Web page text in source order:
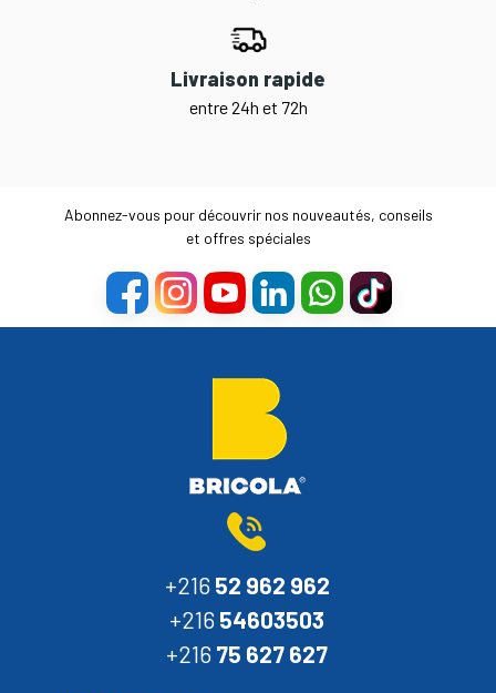
Livraison rapide
entre 24h et 72h
Abonnez-vous pour découvrir nos nouveautés, conseils
et offres spéciales
+216 52 962 962
+216 54603503
+216 75 627 627